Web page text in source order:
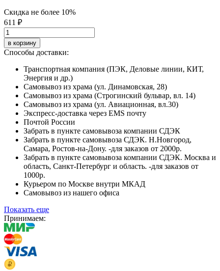
Скидка не более 10%
611 ₽
в корзину
Способы доставки:
Транспортная компания (ПЭК, Деловые линии, КИТ,
Энергия и др.)
Самовывоз из храма (ул. Динамовская, 28)
Самовывоз из храма (Строгинский бульвар, вл. 14)
Самовывоз из храма (ул. Авиационная, вл.30)
Экспресс-доставка через EMS почту
Почтой России
Забрать в пункте самовывоза компании СДЭК
Забрать в пункте самовывоза СДЭК. Н.Новгород,
Самара, Ростов-на-Дону. -для заказов от 2000р.
Забрать в пункте самовывоза компании СДЭК. Москва и
область, Санкт-Петербург и область. -для заказов от
1000р.
Курьером по Москве внутри МКАД
Самовывоз из нашего офиса
Показать еще
Принимаем: